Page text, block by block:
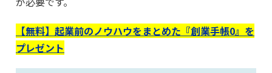
【無料】起業前のノウハウをまとめた『創業手帳0』を
プレゼント